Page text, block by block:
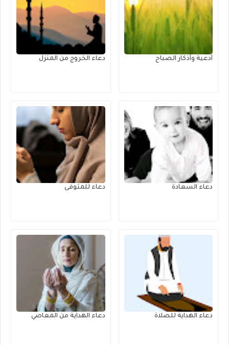
أدعية وأذكار الصباح دعاء الخروج من المنزل
دعاء السعادة دعاء للمتوفى
دعاء الهداية للصلاة دعاء الهداية من المعاصي